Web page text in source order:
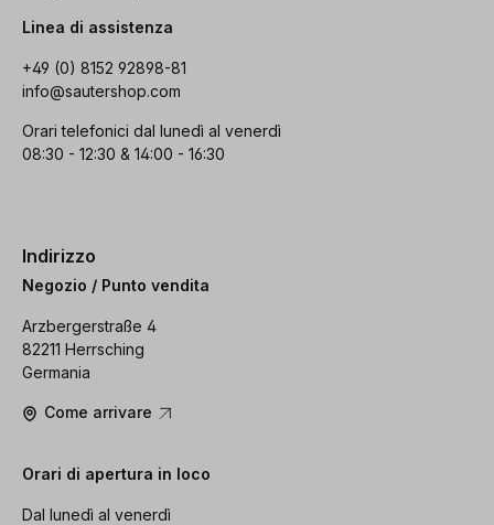
Linea di assistenza
+49 (0) 8152 92898-81
info@sautershop.com
Orari telefonici dal lunedì al venerdì
08:30 - 12:30 & 14:00 - 16:30
Indirizzo
Negozio / Punto vendita
Arzbergerstraße 4
82211 Herrsching
Germania
Come arrivare
Orari di apertura in loco
Dal lunedì al venerdì